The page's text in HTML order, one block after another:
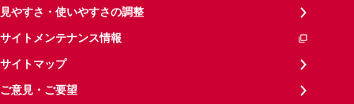
見やすさ・使いやすさの調整
サイトメンテナンス情報
サイトマップ
ご意見・ご要望